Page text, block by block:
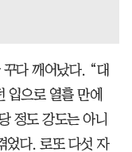
다 깨어났다. “대
입으로 열흘 만에
정도 강도는 아니
었다. 로또 다섯 자